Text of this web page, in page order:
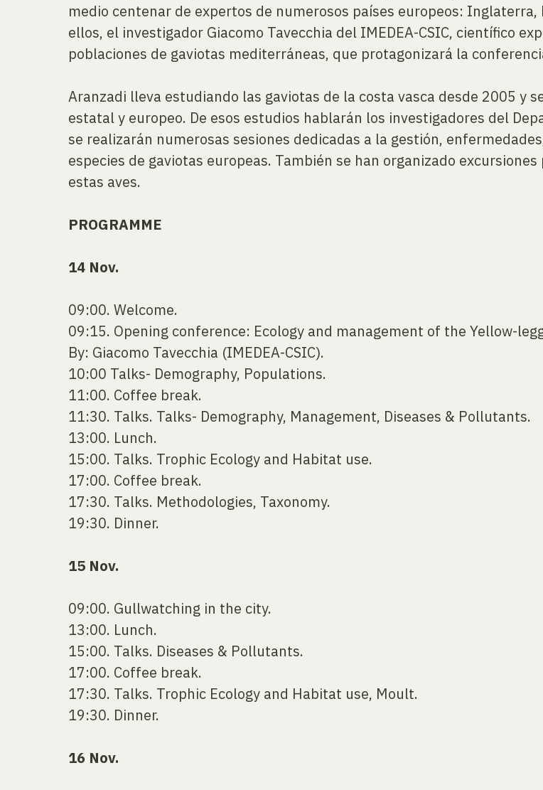
medio centenar de expertos de numerosos países europeos:
ellos, el investigador Giacomo Tavecchia del IMEDEA-CSIC, científico
poblaciones de gaviotas mediterráneas, que protagonizará la
Aranzadi lleva estudiando las gaviotas de la costa vasca desde 2005 y
estatal y europeo. De esos estudios hablarán los investigadores del
se realizarán numerosas sesiones dedicadas a la gestión,
especies de gaviotas europeas. También se han organizado
estas aves.
PROGRAMME
14 Nov.
09:00. Welcome.
09:15. Opening conference: Ecology and management of the Yellow-
By: Giacomo Tavecchia (IMEDEA-CSIC).
10:00 Talks- Demography, Populations.
11:00. Coffee break.
11:30. Talks. Talks- Demography, Management, Diseases & Pollutants.
13:00. Lunch.
15:00. Talks. Trophic Ecology and Habitat use.
17:00. Coffee break.
17:30. Talks. Methodologies, Taxonomy.
19:30. Dinner.
15 Nov.
09:00. Gullwatching in the city.
13:00. Lunch.
15:00. Talks. Diseases & Pollutants.
17:00. Coffee break.
17:30. Talks. Trophic Ecology and Habitat use, Moult.
19:30. Dinner.
16 Nov.